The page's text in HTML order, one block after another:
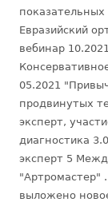
Евразийский
вебинар
05.2021
продвинутых
эксперт,
диагностика
эксперт 5
"Артромастер"
выложено